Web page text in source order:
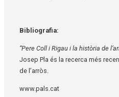
Bibliografia:
“Pere Coll i Rigau i la història de
Josep Pla és la recerca més
de l’arròs.
www.pals.cat